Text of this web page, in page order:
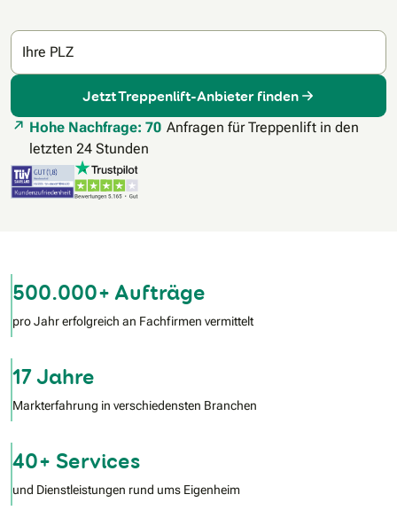
Ihre PLZ
Jetzt Treppenlift-Anbieter finden
Hohe Nachfrage: 70 Anfragen für Treppenlift in den
letzten 24 Stunden
500.000+ Aufträge
pro Jahr erfolgreich an Fachfirmen vermittelt
17 Jahre
Markterfahrung in verschiedensten Branchen
40+ Services
und Dienstleistungen rund ums Eigenheim